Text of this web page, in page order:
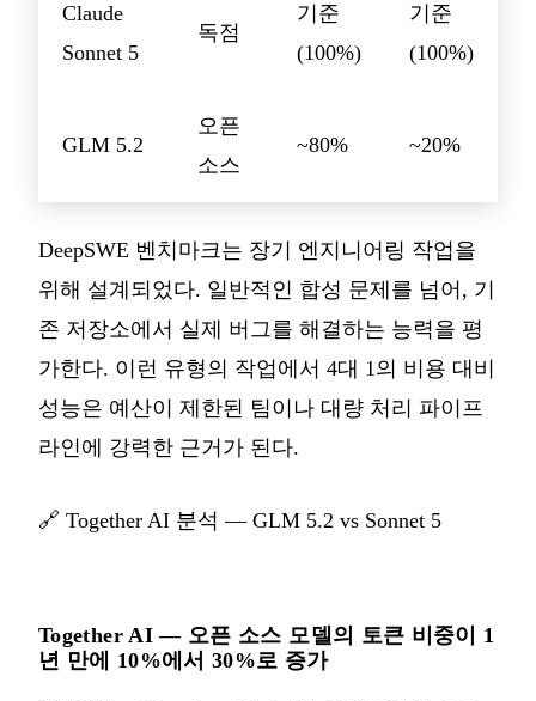
Claude
Sonnet 5
독점
기준
(100%)
기준
(100%)
GLM 5.2
오픈
소스
~80% ~20%
DeepSWE 벤치마크는 장기 엔지니어링 작업을
위해 설계되었다. 일반적인 합성 문제를 넘어, 기
존 저장소에서 실제 버그를 해결하는 능력을 평
가한다. 이런 유형의 작업에서 4대 1의 비용 대비
성능은 예산이 제한된 팀이나 대량 처리 파이프
라인에 강력한 근거가 된다.
🔗 Together AI 분석 — GLM 5.2 vs Sonnet 5
Together AI — 오픈 소스 모델의 토큰 비중이 1
년 만에 10%에서 30%로 증가